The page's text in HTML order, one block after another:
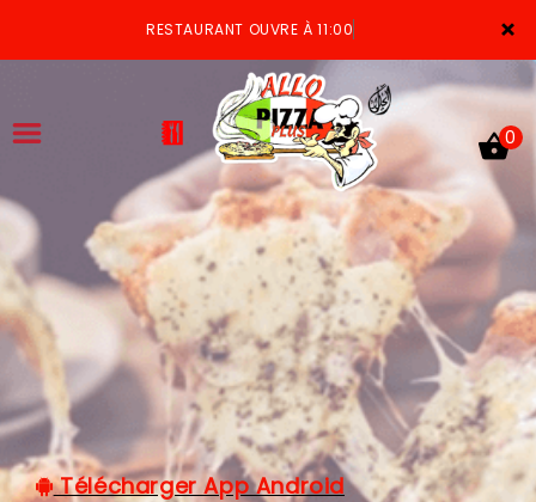
×
RESTAURANT OUVRE À 11:00
ACCUEIL
LA CARTE
VOTRE COMPTE
NOTRE RESTAURANT
VOS AVIS
0
Télécharger App Android